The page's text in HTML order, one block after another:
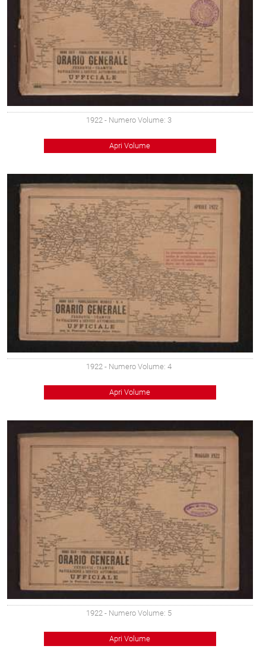
1922 - Numero Volume: 3
Apri Volume
1922 - Numero Volume: 4
Apri Volume
1922 - Numero Volume: 5
Apri Volume